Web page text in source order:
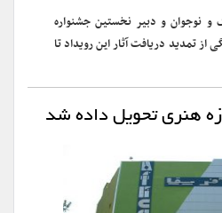
نوجوان و دبیر نخستین جشنواره
از تمدید دریافت آثار این رویداد تا
هنری تحویل داده شد